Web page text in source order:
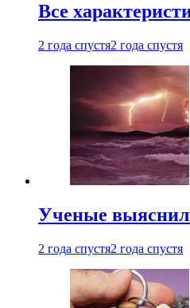
Все
2 года спустя2 года спустя
Ученые
2 года спустя2 года спустя